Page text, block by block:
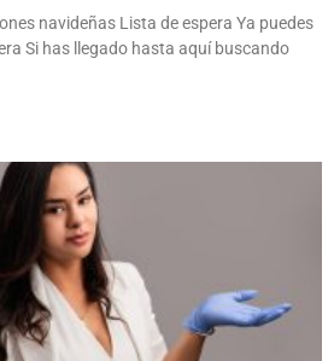
navideñas Lista de espera Ya puedes
Si has llegado hasta aquí buscando